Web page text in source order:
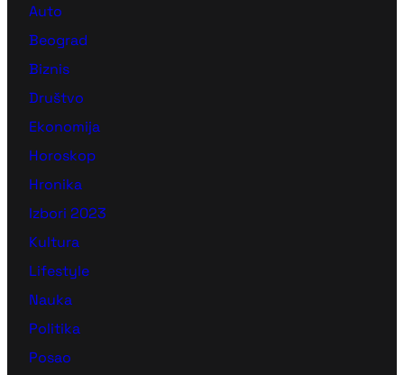
Auto
Beograd
Biznis
Društvo
Ekonomija
Horoskop
Hronika
Izbori 2023
Kultura
Lifestyle
Nauka
Politika
Posao